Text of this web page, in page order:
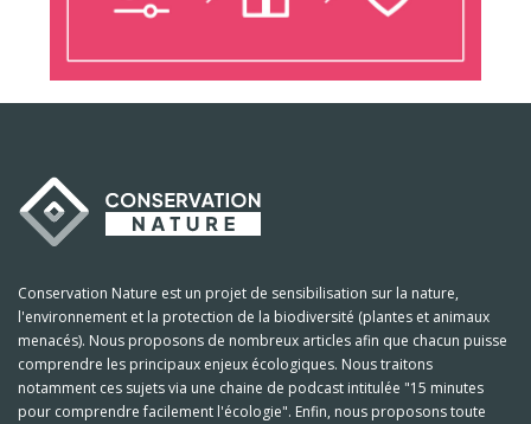
Conservation Nature est un projet de sensibilisation sur la nature,
l'environnement et la protection de la biodiversité (plantes et animaux
menacés). Nous proposons de nombreux articles afin que chacun puisse
comprendre les principaux enjeux écologiques. Nous traitons
notamment ces sujets via une chaine de podcast intitulée "15 minutes
pour comprendre facilement l'écologie". Enfin, nous proposons toute